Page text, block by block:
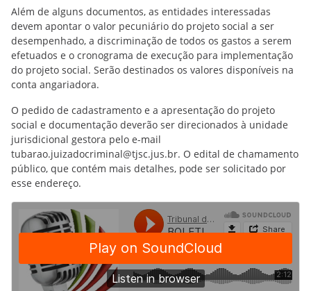
Além de alguns documentos, as entidades interessadas
devem apontar o valor pecuniário do projeto social a ser
desempenhado, a discriminação de todos os gastos a serem
efetuados e o cronograma de execução para implementação
do projeto social. Serão destinados os valores disponíveis na
conta angariadora.
O pedido de cadastramento e a apresentação do projeto
social e documentação deverão ser direcionados à unidade
jurisdicional gestora pelo e-mail
tubarao.juizadocriminal@tjsc.jus.br. O edital de chamamento
público, que contém mais detalhes, pode ser solicitado por
esse endereço.